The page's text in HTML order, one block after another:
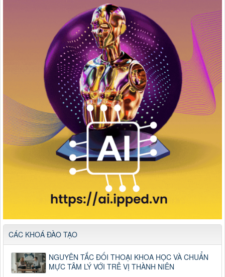
CÁC KHOÁ ĐÀO TẠO
NGUYÊN TẮC ĐỐI THOẠI KHOA HỌC VÀ CHUẨN
MỰC TÂM LÝ VỚI TRẺ VỊ THÀNH NIÊN